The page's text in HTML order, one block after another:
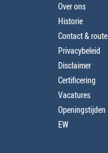
Over ons
Historie
Contact & route
Privacybeleid
Disclaimer
Certificering
Vacatures
Openingstijden
EW